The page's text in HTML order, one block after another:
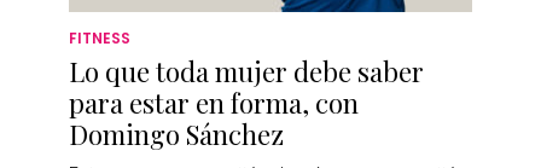
FITNESS
Lo que toda mujer debe saber
para estar en forma, con
Domingo Sánchez